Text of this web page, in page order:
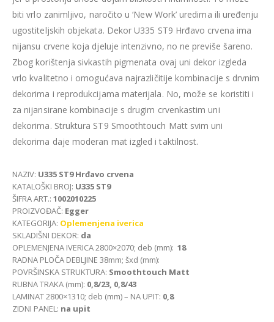
biti vrlo zanimljivo, naročito u ‘New Work’ uredima ili uređenju
ugostiteljskih objekata. Dekor U335 ST9 Hrđavo crvena ima
nijansu crvene koja djeluje intenzivno, no ne previše šareno.
Zbog korištenja sivkastih pigmenata ovaj uni dekor izgleda
vrlo kvalitetno i omogućava najrazličitije kombinacije s drvnim
dekorima i reprodukcijama materijala. No, može se koristiti i
za nijansirane kombinacije s drugim crvenkastim uni
dekorima. Struktura ST9 Smoothtouch Matt svim uni
dekorima daje moderan mat izgled i taktilnost.
NAZIV: U335 ST9 Hrđavo crvena
KATALOŠKI BROJ: U335 ST9
ŠIFRA ART.: 1002010225
PROIZVOĐAČ: Egger
KATEGORIJA: Oplemenjena iverica
SKLADIŠNI DEKOR: da
OPLEMENJENA IVERICA 2800×2070; deb (mm): 18
RADNA PLOČA DEBLJINE 38mm; šxd (mm):
POVRŠINSKA STRUKTURA: Smoothtouch Matt
RUBNA TRAKA (mm): 0,8/23, 0,8/43
LAMINAT 2800×1310; deb (mm) – NA UPIT: 0,8
ZIDNI PANEL: na upit